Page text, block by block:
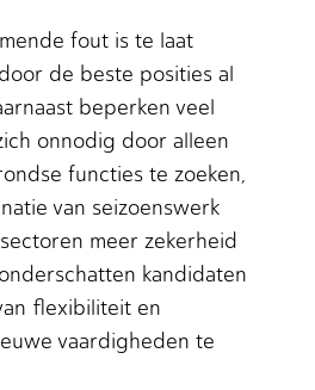
fout is te laat
de beste posities al
beperken veel
onnodig door alleen
functies te zoeken,
van seizoenswerk
meer zekerheid
kandidaten
flexibiliteit en
vaardigheden te